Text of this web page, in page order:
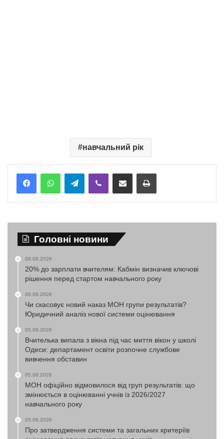
навчальний рік
TelegramViber Надіслати електронною поштоюНадрукувати
Головні новини
06.08.2026
20% до зарплати вчителям: Кабмін визначив ключові
рішення перед стартом навчального року
06.08.2026
Чи скасовує новий наказ МОН групи результатів?
Юридичний аналіз нової системи оцінювання
05.08.2026
Вчителька випала з вікна під час миття вікон у школі
Одеси: департамент освіти розпочне службове
вивчення обставин
05.08.2026
МОН офіційно відмовилося від груп результатів: що
змінюється в оцінюванні учнів із 2026/2027
навчального року
05.08.2026
Про затвердження системи та загальних критеріїв